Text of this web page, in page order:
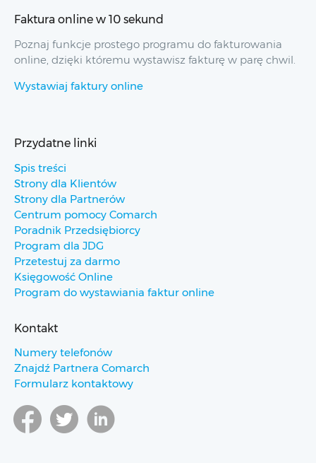
Faktura online w 10 sekund
Poznaj funkcje prostego programu do fakturowania
online, dzięki któremu wystawisz fakturę w parę chwil.
Wystawiaj faktury online
Przydatne linki
Spis treści
Strony dla Klientów
Strony dla Partnerów
Centrum pomocy Comarch
Poradnik Przedsiębiorcy
Program dla JDG
Przetestuj za darmo
Księgowość Online
Program do wystawiania faktur online
Kontakt
Numery telefonów
Znajdź Partnera Comarch
Formularz kontaktowy